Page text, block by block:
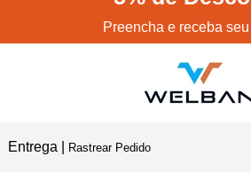
Preencha e receba
Entrega | Rastrear Pedido